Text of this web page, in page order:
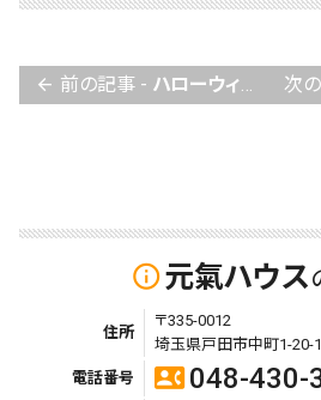
arrow_back 前の記事 - ハローウィン 次
info_outline元氣ハウス
住所
〒335-0012
埼玉県戸田市中町1-20-
電話番号
contact_phone 048-430-